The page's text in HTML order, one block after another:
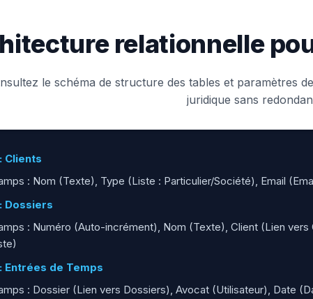
relationnelle
le schéma de structure des tables et paramètres
juridique sans
Clients
: Nom (Texte), Type (Liste : Particulier/Société), Email
Dossiers
: Numéro (Auto-incrément), Nom (Texte), Client (Lien
Entrées de Temps
: Dossier (Lien vers Dossiers), Avocat (Utilisateur), Date